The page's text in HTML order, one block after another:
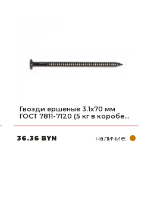
Гвозди ершеные 3.1х70 мм
ГОСТ 7811-7120 (5 кг в коробе...
36.36 BYN наличие: